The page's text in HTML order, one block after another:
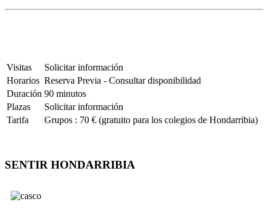
Visitas
Solicitar información
Horarios Reserva Previa - Consultar disponibilidad
Duración 90 minutos
Plazas
Solicitar información
Tarifa
Grupos : 70 € (gratuito para los colegios de Hondarribia)
SENTIR HONDARRIBIA